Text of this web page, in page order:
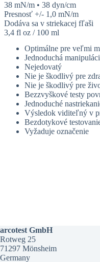
38 mN/m • 38 dyn/cm
Presnosť +/- 1,0 mN/m
Dodáva sa v striekacej fľaši
3,4 fl oz / 100 ml
Optimálne pre veľmi
Jednoduchá
Nejedovatý
Nie je škodlivý pre
Nie je škodlivý pre
Bezzvyškové testy
Jednoduché
Výsledok viditeľný v
Bezdotykové
Vyžaduje označenie
arcotest GmbH
Rotweg 25
71297 Mönsheim
Germany